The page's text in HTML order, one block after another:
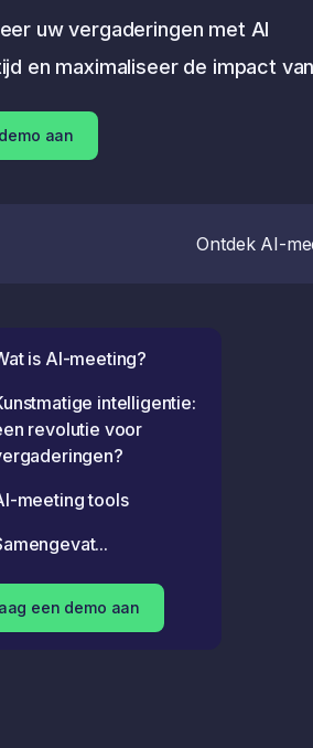
uw vergaderingen met AI
en maximaliseer de impact
aan
Ontdek AI-
is AI-meeting?
intelligentie:
revolutie voor
meeting tools
een demo aan